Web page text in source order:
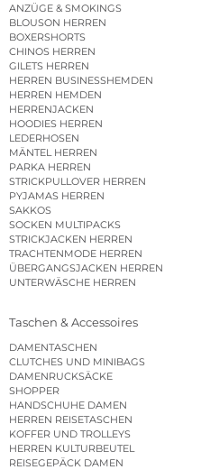
ANZÜGE & SMOKINGS
BLOUSON HERREN
BOXERSHORTS
CHINOS HERREN
GILETS HERREN
HERREN BUSINESSHEMDEN
HERREN HEMDEN
HERRENJACKEN
HOODIES HERREN
LEDERHOSEN
MÄNTEL HERREN
PARKA HERREN
STRICKPULLOVER HERREN
PYJAMAS HERREN
SAKKOS
SOCKEN MULTIPACKS
STRICKJACKEN HERREN
TRACHTENMODE HERREN
ÜBERGANGSJACKEN HERREN
UNTERWÄSCHE HERREN
Taschen & Accessoires
DAMENTASCHEN
CLUTCHES UND MINIBAGS
DAMENRUCKSÄCKE
SHOPPER
HANDSCHUHE DAMEN
HERREN REISETASCHEN
KOFFER UND TROLLEYS
HERREN KULTURBEUTEL
REISEGEPÄCK DAMEN